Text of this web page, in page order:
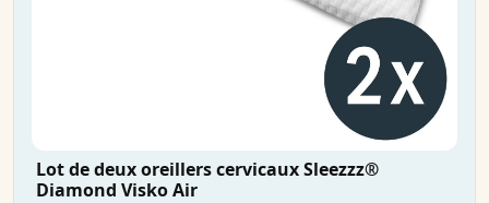
Lot de deux oreillers cervicaux Sleezzz®
Diamond Visko Air